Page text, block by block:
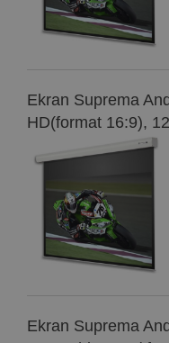
Ekran Suprema
HD(format 16:9),
Ekran Suprema